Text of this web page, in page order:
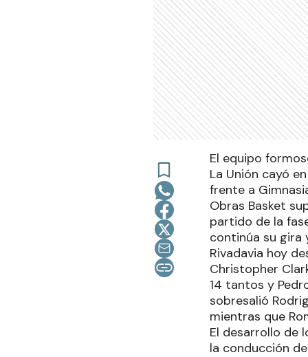
El equipo
La Unión cayó
frente a
Obras Basket
partido de la
continúa su gira
Rivadavia hoy
Christopher
14 tantos y
sobresalió
mientras que
El desarrollo de
la conducción